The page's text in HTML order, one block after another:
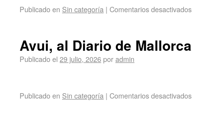
Publicado en Sin categoría | Comentarios desactivados
Avui, al Diario de Mallorca
Publicado el 29 julio, 2026poradmin
Publicado en Sin categoría | Comentarios desactivados